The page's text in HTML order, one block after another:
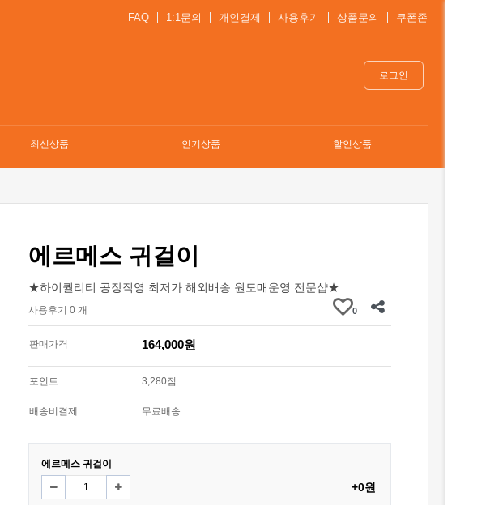
FAQ 1:1문의 개인결제 사용후기 상품문의 쿠폰존
로그인
최신상품 인기상품 할인상품
에르메스 귀걸이
★하이퀄리티 공장직영 최저가 해외배송 원도매운영 전문샵★
사용후기 0 개 0
판매가격 164,000원
포인트 3,280점
배송비결제 무료배송
에르메스 귀걸이
+0원